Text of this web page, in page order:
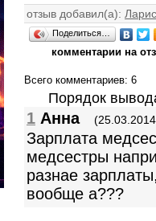
отзыв добавил(а):
Поделиться…
комментарии на
Всего комментариев: 6
Порядок
1 Анна
Зарплата
медсестры
разнае
вообще а???